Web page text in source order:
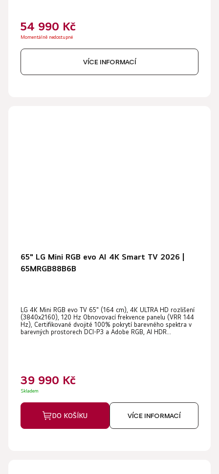
54 990 Kč
Momentálně nedostupné
VÍCE INFORMACÍ
65" LG Mini RGB evo AI 4K Smart TV 2026 |
65MRGB88B6B
LG 4K Mini RGB evo TV 65" (164 cm), 4K ULTRA HD rozlišení
(3840x2160), 120 Hz Obnovovací frekvence panelu (VRR 144
Hz), Certifikované dvojité 100% pokrytí barevného spektra v
barevných prostorech DCI-P3 a Adobe RGB, AI HDR...
39 990 Kč
Skladem
DO KOŠÍKU VÍCE INFORMACÍ